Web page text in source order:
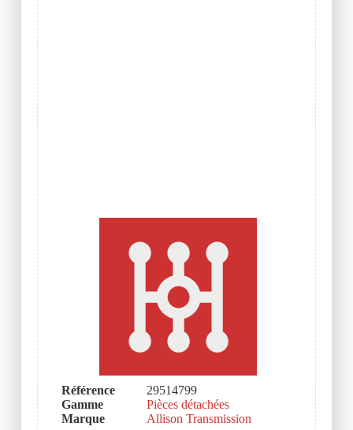
Référence
29514799
Gamme
Pièces détachées
Marque
Allison Transmission